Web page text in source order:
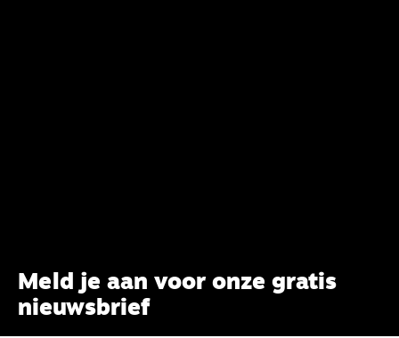
Meld je aan voor onze gratis
nieuwsbrief